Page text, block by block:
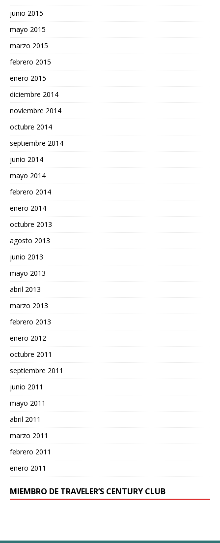
junio 2015
mayo 2015
marzo 2015
febrero 2015
enero 2015
diciembre 2014
noviembre 2014
octubre 2014
septiembre 2014
junio 2014
mayo 2014
febrero 2014
enero 2014
octubre 2013
agosto 2013
junio 2013
mayo 2013
abril 2013
marzo 2013
febrero 2013
enero 2012
octubre 2011
septiembre 2011
junio 2011
mayo 2011
abril 2011
marzo 2011
febrero 2011
enero 2011
MIEMBRO DE TRAVELER’S CENTURY CLUB